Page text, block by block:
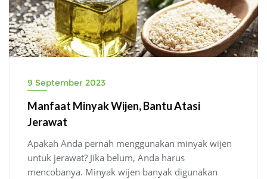
9 September 2023
Manfaat Minyak Wijen, Bantu Atasi
Jerawat
Apakah Anda pernah menggunakan minyak wijen
untuk jerawat? Jika belum, Anda harus
mencobanya. Minyak wijen banyak digunakan